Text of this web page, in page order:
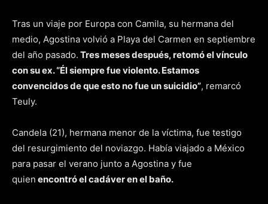
Tras un viaje por Europa con Camila, su hermana del
medio, Agostina volvió a Playa del Carmen en septiembre
del año pasado. Tres meses después, retomó el vínculo
con su ex. “Él siempre fue violento. Estamos
convencidos de que esto no fue un suicidio”, remarcó
Teuly.
Candela (21), hermana menor de la víctima, fue testigo
del resurgimiento del noviazgo. Había viajado a México
para pasar el verano junto a Agostina y fue
quien encontró el cadáver en el baño.